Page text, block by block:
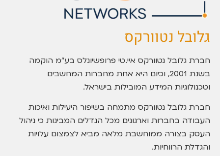
גלובל נטוורקס
חברת גלובל נטוורקס איי.טי פרופשיונלס בע”מ הוקמה
בשנת 2001, וכיום היא אחת מחברות המחשבים
וטכנולוגיות המידע המובילות בישראל.
חברת גלובל נטוורקס מתמחה בשיפור היעילות ואיכות
העבודה בחברות וארגונים מכל הגדלים המבינות כי ניהול
העסק בצורה ממוחשבת מלאה מביא לצמצום עלויות
והגדלת הרווחיות.